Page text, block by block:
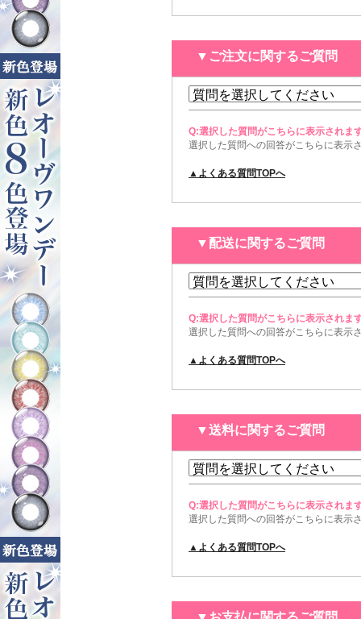
▼ご注文に関するご質問
Q:選択した質問がこちらに表示されま
選択した質問への回答がこちらに表示
▲よくある質問TOPへ
▼配送に関するご質問
Q:選択した質問がこちらに表示されま
選択した質問への回答がこちらに表示
▲よくある質問TOPへ
▼送料に関するご質問
Q:選択した質問がこちらに表示されま
選択した質問への回答がこちらに表示
▲よくある質問TOPへ